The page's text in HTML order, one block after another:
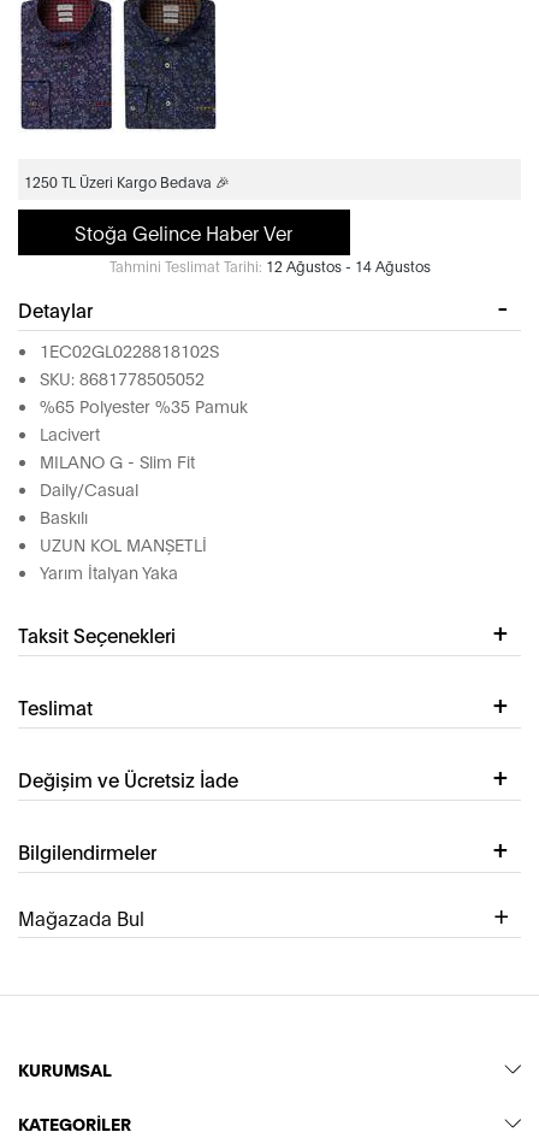
1250 TL Üzeri Kargo Bedava 🎉
Stoğa Gelince Haber Ver
Tahmini Teslimat Tarihi: 12 Ağustos - 14 Ağustos
Detaylar
1EC02GL0228818102S
SKU: 8681778505052
%65 Polyester %35 Pamuk
Lacivert
MILANO G - Slim Fit
Daily/Casual
Baskılı
UZUN KOL MANŞETLİ
Yarım İtalyan Yaka
Taksit Seçenekleri
Teslimat
Değişim ve Ücretsiz İade
Bilgilendirmeler
Mağazada Bul
KURUMSAL
KATEGORİLER